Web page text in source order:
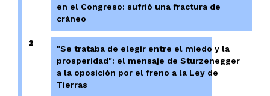
en el Congreso: sufrió una fractura de
cráneo
2
"Se trataba de elegir entre el miedo y la
prosperidad": el mensaje de Sturzenegger
a la oposición por el freno a la Ley de
Tierras